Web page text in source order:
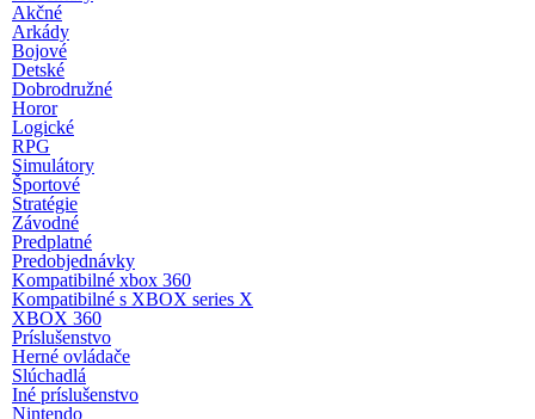
Akčné
Arkády
Bojové
Detské
Dobrodružné
Horor
Logické
RPG
Simulátory
Športové
Stratégie
Závodné
Predplatné
Predobjednávky
Kompatibilné xbox 360
Kompatibilné s XBOX series X
XBOX 360
Príslušenstvo
Herné ovládače
Slúchadlá
Iné príslušenstvo
Nintendo